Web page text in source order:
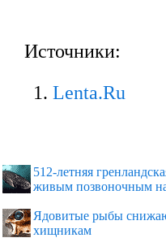
Источники:
Lenta.Ru
512-летняя
живым позвоночным
Ядовитые рыбы
хищникам